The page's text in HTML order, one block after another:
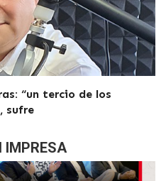
“un tercio de los
sufre
IMPRESA